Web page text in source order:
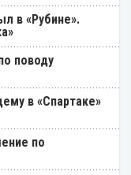
в «Рубине».
поводу
в «Спартаке»
по